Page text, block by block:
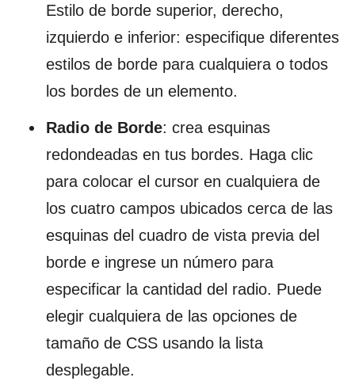
Estilo de borde superior, derecho,
izquierdo e inferior: especifique diferentes
estilos de borde para cualquiera o todos
los bordes de un elemento.
Radio de Borde: crea esquinas
redondeadas en tus bordes. Haga clic
para colocar el cursor en cualquiera de
los cuatro campos ubicados cerca de las
esquinas del cuadro de vista previa del
borde e ingrese un número para
especificar la cantidad del radio. Puede
elegir cualquiera de las opciones de
tamaño de CSS usando la lista
desplegable.